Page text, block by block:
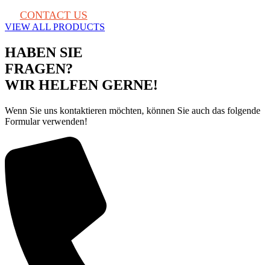
CONTACT US
VIEW ALL PRODUCTS
HABEN SIE
FRAGEN?
WIR HELFEN GERNE!
Wenn Sie uns kontaktieren möchten, können Sie auch das folgende
Formular verwenden!